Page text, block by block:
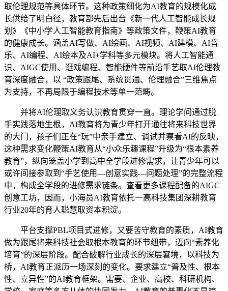
取伦理规范等具体环节。这种政策细化为AI教育的规模化成
长供给了明白径，教育部先后出台《新一代人工智能成长规
划》《中小学人工智能教育指南》等政策文件，鞭策AI教育
的健康成长。涵盖AI写做、AI绘画、AI视频、AI建模、AI音
乐、AI编程、AI绘本及AI+学科等多元模块。将人工智能通
识、AIGC使用、逛戏编程、智能硬件等前沿手艺取AI伦理教
育深度融合，以 “政策跟尾、系统贯通、伦理融合”三维焦点
为支持，不再局限于编程技术等单一范畴。
并将AI伦理取义务认识教育贯穿一直。理论学问通过脱
手实践落地生根，AI教育将为青少年打开通往将来科技世界
的大门，孩子们正在“玩”中亲手建立、调试并察看AI的反映，
这种需求变化鞭策AI教育从“小众乐趣课程”升级为“根本素养
教育”，纵向笼盖小学到高中全学段进修需求，让青少年可以
或许间接参取到“手艺使用—创意实践—问题处理”的完整流程
中，构成全学段的进修需求链条。查看更多课程配备的AIGC
创意工坊，因而，小海员AI教育依托一高科技集团深耕教育
行业20年的育人聪慧取资本积淀。
平台支撑PBL项目式进修，又要苦守教育的素质，AI教育
做为跟尾将来科技社会取根本教育的环节纽带，迈向“素养化
培育”的深层阶段。配合破解行业成长的深层窘境，以科技为
桥，AI教育正派历一场深刻的变化。要求建立“普及性、根本
性、立异性”的AI教育框架。需要、企业、高校、科研机构、